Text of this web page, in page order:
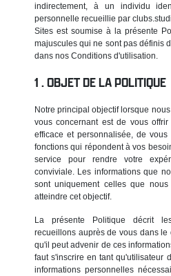
indirectement, à un individu
personnelle recueillie par
Sites est soumise à la présente
majuscules qui ne sont pas définis
dans nos Conditions d'utilisation.
OBJET DE LA POLITIQUE
Notre principal objectif lorsque
vous concernant est de vous
efficace et personnalisée, de
fonctions qui répondent à vos
service pour rendre votre
conviviale. Les informations que
sont uniquement celles que
atteindre cet objectif.
La présente Politique décrit
recueillons auprès de vous dans le
qu'il peut advenir de ces
faut s'inscrire en tant qu'utilisateur
informations personnelles